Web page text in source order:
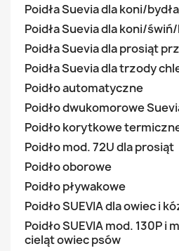
Poidła Suevia dla koni/
Poidła Suevia dla koni/
Poidła Suevia dla prosiąt
Poidła Suevia dla trzody
Poidło automatyczne
Poidło dwukomorowe
Poidło korytkowe
Poidło mod. 72U dla prosiąt
Poidło oborowe
Poidło pływakowe
Poidło SUEVIA dla owiec i
Poidło SUEVIA mod. 130P i
cieląt owiec psów